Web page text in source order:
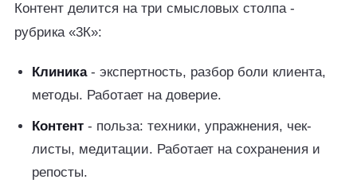
Контент делится на три смысловых столпа -
рубрика «3К»:
Клиника- экспертность, разбор боли клиента,
методы. Работает на доверие.
Контент - польза: техники, упражнения, чек-
листы, медитации. Работает на сохранения и
репосты.